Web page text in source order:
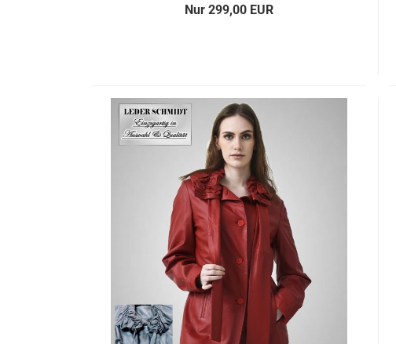
Nur 299,00 EUR